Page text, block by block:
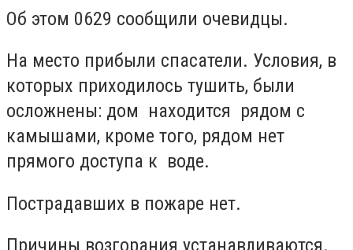
Об этом 0629 сообщили очевидцы.
На место прибыли спасатели. Условия, в
которых приходилось тушить, были
осложнены: дом находится рядом с
камышами, кроме того, рядом нет
прямого доступа к воде.
Пострадавших в пожаре нет.
Причины возгорания устанавливаются.